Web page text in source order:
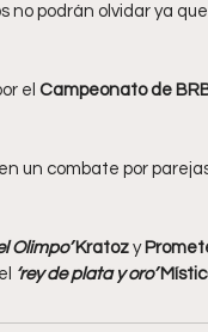
no podrán olvidar ya
el Campeonato de
un combate por
Olimpo’ Kratoz y
‘rey de plata y oro’